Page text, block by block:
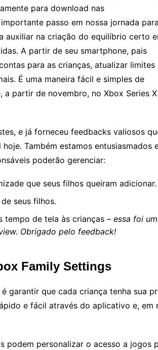
para download nas
passo em nossa jornada
auxiliar na criação do equilíbrio certo
A partir de seu smartphone, pais
para as crianças, atualizar
É uma maneira fácil e simples de
partir de novembro, no Xbox Series
e já forneceu feedbacks valiosos
Também estamos entusiasmados
poderão gerenciar:
que seus filhos queiram adicionar.
seus filhos.
tempo de tela às crianças – essa foi
Obrigado pelo feedback!
Family Settings
garantir que cada criança tenha sua
e fácil através do aplicativo e, em
podem personalizar o acesso a jogos